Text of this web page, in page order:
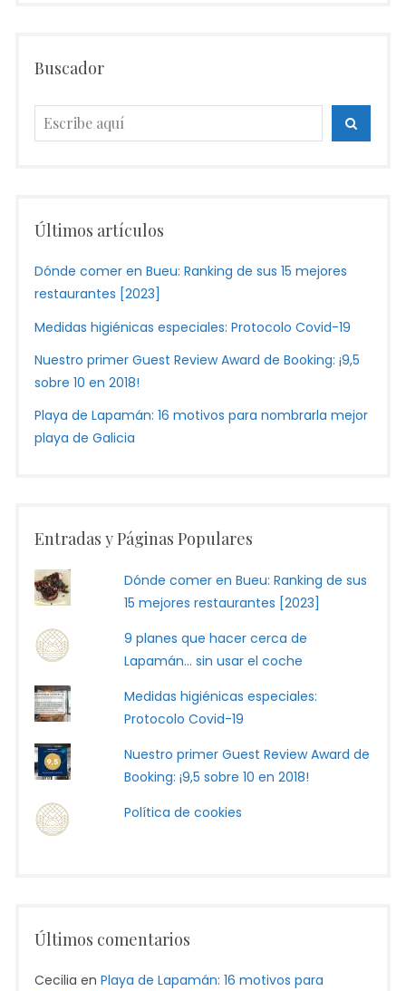
Buscador
Busca:
Últimos artículos
Dónde comer en Bueu: Ranking de sus 15 mejores
restaurantes [2023]
Medidas higiénicas especiales: Protocolo Covid-19
Nuestro primer Guest Review Award de Booking: ¡9,5
sobre 10 en 2018!
Playa de Lapamán: 16 motivos para nombrarla mejor
playa de Galicia
Entradas y Páginas Populares
Dónde comer en Bueu: Ranking de sus
15 mejores restaurantes [2023]
9 planes que hacer cerca de
Lapamán... sin usar el coche
Medidas higiénicas especiales:
Protocolo Covid-19
Nuestro primer Guest Review Award de
Booking: ¡9,5 sobre 10 en 2018!
Política de cookies
Últimos comentarios
Cecilia en Playa de Lapamán: 16 motivos para